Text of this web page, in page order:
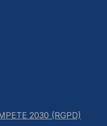
2030 (RGPD)